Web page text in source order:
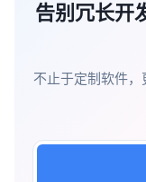
告别冗长开
不止于定制软件